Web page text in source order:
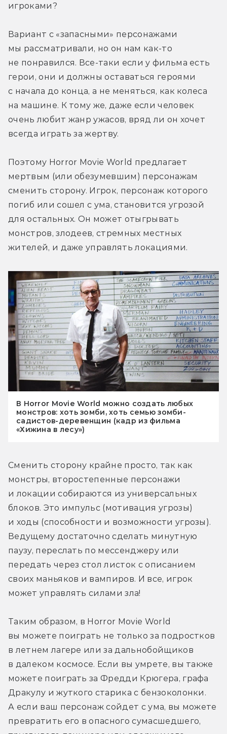
игроками?
Вариант с «запасными» персонажами
мы рассматривали, но он нам как-то
не понравился. Все-таки если у фильма есть
герои, они и должны оставаться героями
с начала до конца, а не меняться, как колеса
на машине. К тому же, даже если человек
очень любит жанр ужасов, вряд ли он хочет
всегда играть за жертву.
Поэтому Horror Movie World предлагает
мертвым (или обезумевшим) персонажам
сменить сторону. Игрок, персонаж которого
погиб или сошел с ума, становится угрозой
для остальных. Он может отыгрывать
монстров, злодеев, стремных местных
жителей, и даже управлять локациями.
В Horror Movie World можно создать любых
монстров: хоть зомби, хоть семью зомби-
садистов-деревенщин (кадр из фильма
«Хижина в лесу»)
Сменить сторону крайне просто, так как
монстры, второстепенные персонажи
и локации собираются из универсальных
блоков. Это импульс (мотивация угрозы)
и ходы (способности и возможности угрозы).
Ведущему достаточно сделать минутную
паузу, переслать по мессенджеру или
передать через стол листок с описанием
своих маньяков и вампиров. И все, игрок
может управлять силами зла!
Таким образом, в Horror Movie World
вы можете поиграть не только за подростков
в летнем лагере или за дальнобойщиков
в далеком космосе. Если вы умрете, вы также
можете поиграть за Фредди Крюгера, графа
Дракулу и жуткого старика с бензоколонки.
А если ваш персонаж сойдет с ума, вы можете
превратить его в опасного сумасшедшего,